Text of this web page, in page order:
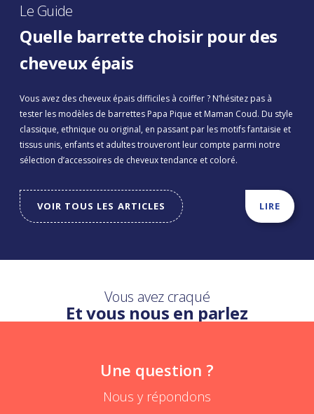
Le Guide
Quelle barrette choisir pour des
cheveux épais
Vous avez des cheveux épais difficiles à coiffer ? N’hésitez pas à
tester les modèles de barrettes Papa Pique et Maman Coud. Du style
classique, ethnique ou original, en passant par les motifs fantaisie et
tissus unis, enfants et adultes trouveront leur compte parmi notre
sélection d’accessoires de cheveux tendance et coloré.
VOIR TOUS LES ARTICLES LIRE
Vous avez craqué
Et vous nous en parlez
Une question ?
Nous y répondons